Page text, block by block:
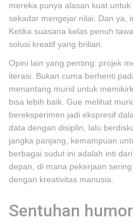
mereka punya alasan kuat
sekadar mengejar nilai. Dan ya,
Ketika suasana kelas penuh
solusi kreatif yang brilian.
Opini lain yang penting: projek
iterasi. Bukan cuma berhenti
menantang murid untuk
bisa lebih baik. Gue melihat
bereksperimen jadi ekspresif
data dengan disiplin, lalu
jangka panjang, kemampuan
berbagai sudut ini adalah inti
depan, di mana pekerjaan
dengan kreativitas manusia.
Sentuhan